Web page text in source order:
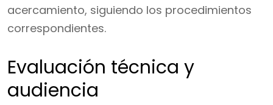
acercamiento, siguiendo los procedimientos
correspondientes.
Evaluación técnica y
audiencia